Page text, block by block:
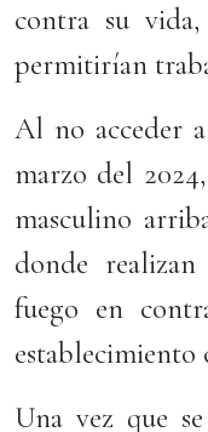
contra su
permitirían
Al no acceder
marzo del
masculino
donde
fuego en
establecimiento
Una vez que